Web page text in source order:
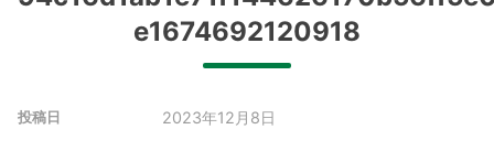
e1674692120918
投稿日 2023年12月8日